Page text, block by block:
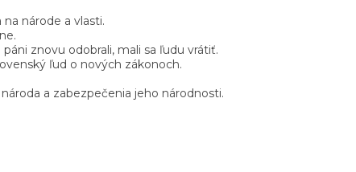
národe a vlasti.
znovu odobrali, mali sa ľudu vrátiť.
ľud o nových zákonoch.
a zabezpečenia jeho národnosti.